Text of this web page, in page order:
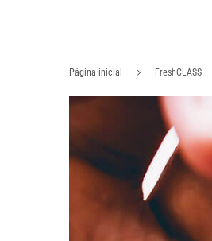
Página inicial FreshCLASS